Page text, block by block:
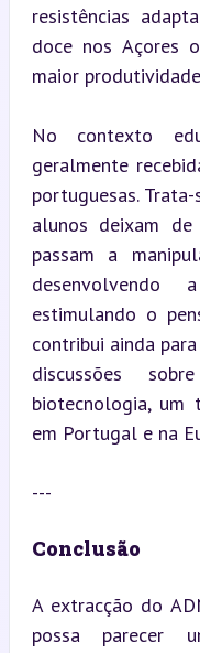
resistências
doce nos Açores
maior
No contexto
geralmente
portuguesas.
alunos deixam
passam a
estimulando o
contribui ainda
discussões
biotecnologia, um
em Portugal e na
---
Conclusão
A extracção do
possa parecer